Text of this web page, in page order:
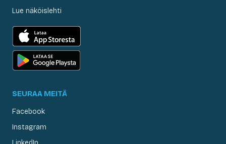
Lue näköislehti
SEURAA MEITÄ
Facebook
Instagram